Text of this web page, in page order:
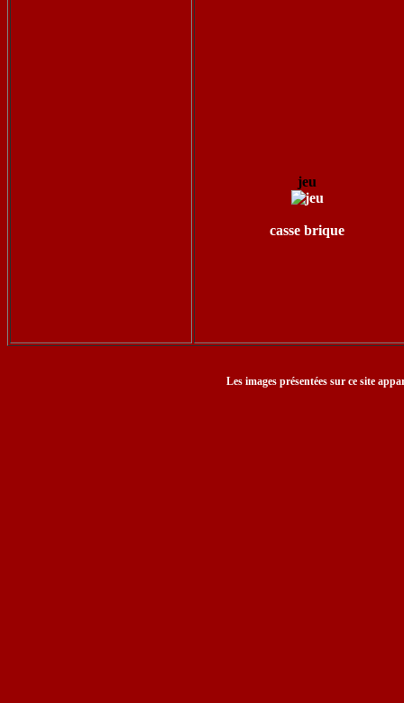
jeu
casse brique
Les images présentées sur ce site